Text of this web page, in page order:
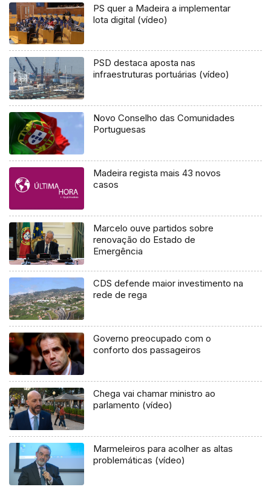
PS quer a Madeira a implementar
lota digital (vídeo)
PSD destaca aposta nas
infraestruturas portuárias (vídeo)
Novo Conselho das Comunidades
Portuguesas
Madeira regista mais 43 novos
casos
Marcelo ouve partidos sobre
renovação do Estado de
Emergência
CDS defende maior investimento na
rede de rega
Governo preocupado com o
conforto dos passageiros
Chega vai chamar ministro ao
parlamento (vídeo)
Marmeleiros para acolher as altas
problemáticas (vídeo)